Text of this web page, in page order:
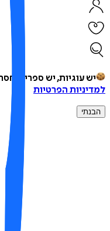
יש עוגיות, יש ספרים, חסר
הפרטיות